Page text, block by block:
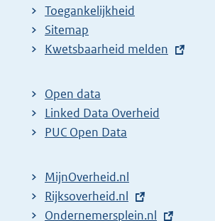
Toegankelijkheid
Sitemap
E
t
e
r
l
i
Kwetsbaarheid melden
Open data
Linked Data Overheid
PUC Open Data
MijnOverheid.nl
E
x
Rijksoverheid.nl
E
Ondernemersplein.nl